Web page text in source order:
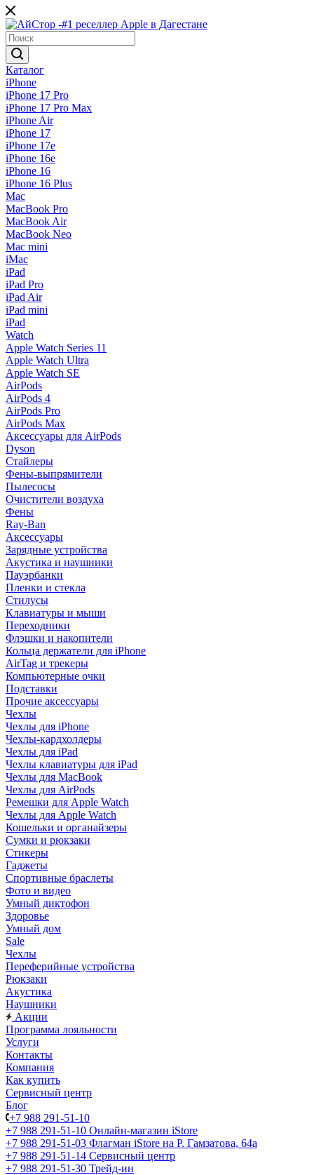
Каталог
iPhone
iPhone 17 Pro
iPhone 17 Pro Max
iPhone Air
iPhone 17
iPhone 17e
iPhone 16e
iPhone 16
iPhone 16 Plus
Mac
MacBook Pro
MacBook Air
MacBook Neo
Mac mini
iMac
iPad
iPad Pro
iPad Air
iPad mini
iPad
Watch
Apple Watch Series 11
Apple Watch Ultra
Apple Watch SE
AirPods
AirPods 4
AirPods Pro
AirPods Max
Аксессуары для AirPods
Dyson
Стайлеры
Фены-выпрямители
Пылесосы
Очистители воздуха
Фены
Ray-Ban
Аксессуары
Зарядные устройства
Акустика и наушники
Пауэрбанки
Пленки и стекла
Стилусы
Клавиатуры и мыши
Переходники
Флэшки и накопители
Кольца держатели для iPhone
AirTag и трекеры
Компьютерные очки
Подставки
Прочие аксессуары
Чехлы
Чехлы для iPhone
Чехлы-кардхолдеры
Чехлы для iPad
Чехлы клавиатуры для iPad
Чехлы для MacBook
Чехлы для AirPods
Ремешки для Apple Watch
Чехлы для Apple Watch
Кошельки и органайзеры
Сумки и рюкзаки
Стикеры
Гаджеты
Спортивные браслеты
Фото и видео
Умный диктофон
Здоровье
Умный дом
Sale
Чехлы
Переферийные устройства
Рюкзаки
Акустика
Наушники
Акции
Программа лояльности
Услуги
Контакты
Компания
Как купить
Сервисный центр
Блог
+7 988 291-51-10
+7 988 291-51-10 Онлайн-магазин iStore
+7 988 291-51-03 Флагман iStore на Р. Гамзатова, 64а
+7 988 291-51-14 Сервисный центр
+7 988 291-51-30 Трейд-ин